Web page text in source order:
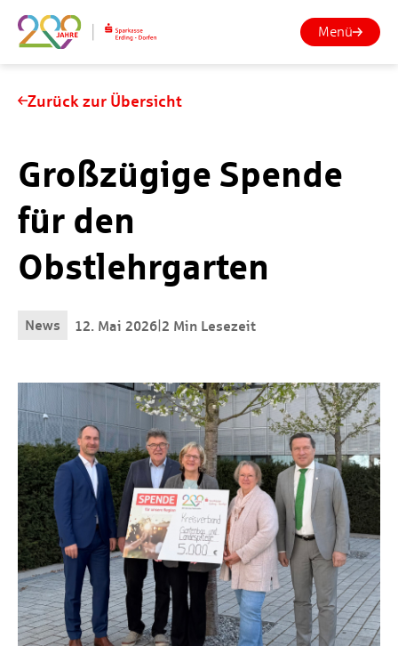
Menü
Zurück zur Übersicht
Großzügige Spende
für den
Obstlehrgarten
News 12. Mai 2026|2 Min Lesezeit